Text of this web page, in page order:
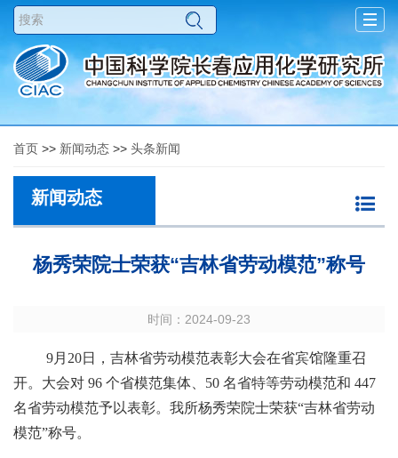
首页 >> 新闻动态 >> 头条新闻
新闻动态
杨秀荣院士荣获“吉林省劳动模范”称号
时间：2024-09-23
9月20日，吉林省劳动模范表彰大会在省宾馆隆重召
开。大会对 96 个省模范集体、50 名省特等劳动模范和 447
名省劳动模范予以表彰。我所杨秀荣院士荣获“吉林省劳动
模范”称号。